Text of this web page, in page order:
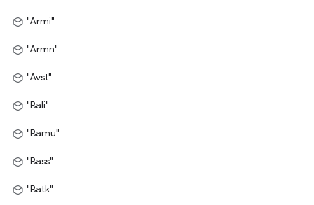
"Armi"
"Armn"
"Avst"
"Bali"
"Bamu"
"Bass"
"Batk"